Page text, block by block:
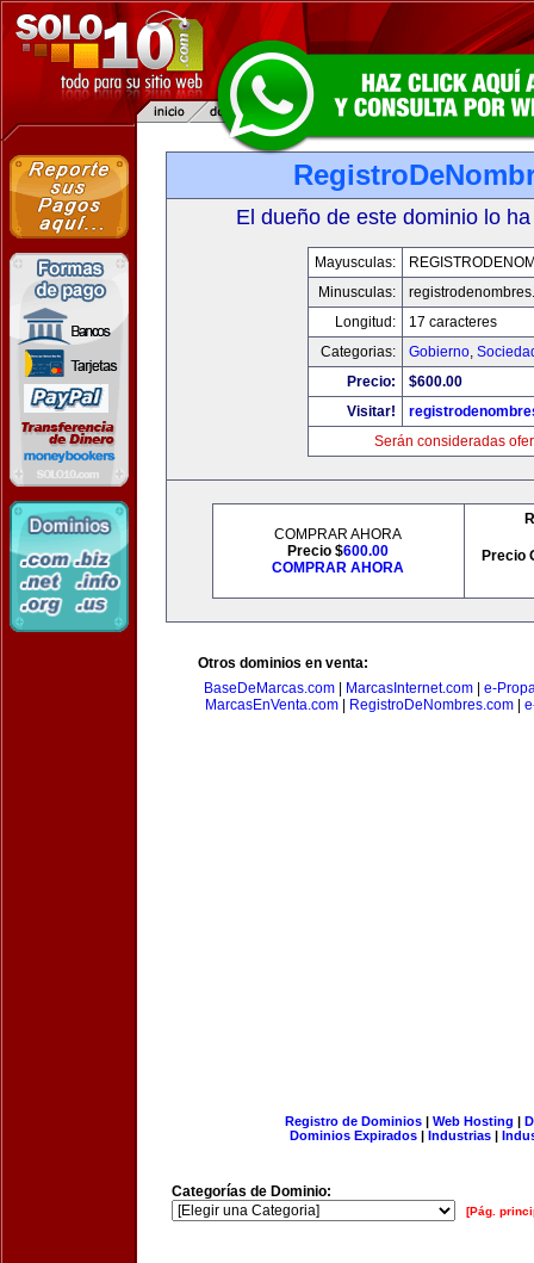
El dueño de este dominio lo
Mayusculas:
Minusculas:
Longitud:
17 caracteres
Categorias:
Gobierno,
Precio:
$600.00
Visitar!
Serán consideradas
COMPRAR AHORA
Precio $600.00
COMPRAR AHORA
Precio
Otros dominios en venta:
BaseDeMarcas.com| MarcasInternet.com| e-
MarcasEnVenta.com
RegistroDeNombres.com
Registro de Dominios| Web Hosting |
Dominios Expirados | Industrias |
Categorías de Dominio:
[Pág.